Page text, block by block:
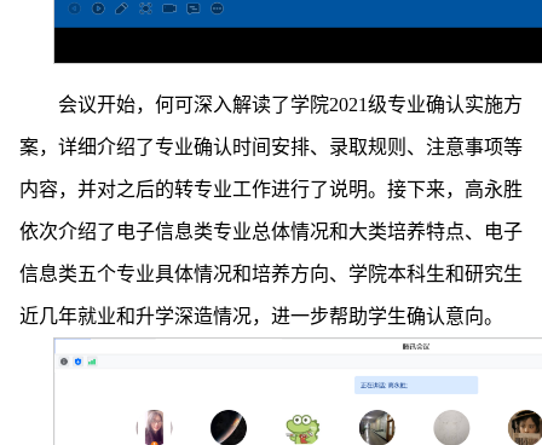
会议开始，何可深入解读了学院2021级专业确认实施方
案，详细介绍了专业确认时间安排、录取规则、注意事项等
内容，并对之后的转专业工作进行了说明。接下来，高永胜
依次介绍了电子信息类专业总体情况和大类培养特点、电子
信息类五个专业具体情况和培养方向、学院本科生和研究生
近几年就业和升学深造情况，进一步帮助学生确认意向。